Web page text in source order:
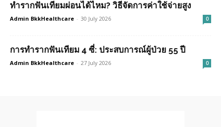
ทำรากฟันเทียมผ่อนได้ไหม? วิธีจัดการค่าใช้จ่ายสูง
Admin BkkHealthcare - 30 July 2026 0
การทำรากฟันเทียม 4 ซี่: ประสบการณ์ผู้ป่วย 55 ปี
Admin BkkHealthcare - 27 July 2026 0